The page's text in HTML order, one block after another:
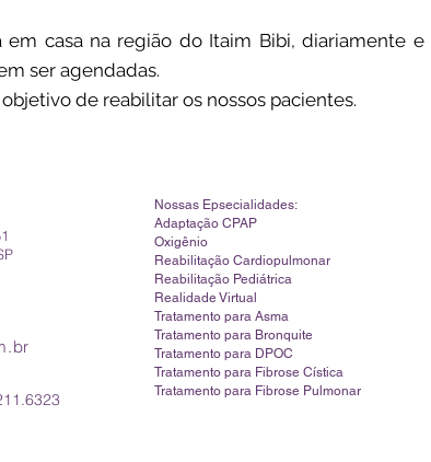
casa na região do Itaim Bibi, diariamente e
ser agendadas.
de reabilitar os nossos pacientes.
Nossas Epsecialidades:
Adaptação CPAP
Oxigênio
Reabilitação Cardiopulmonar
Reabilitação Pediátrica
Realidade Virtual
Tratamento para Asma
Tratamento para Bronquite
Tratamento para DPOC
Tratamento para Fibrose Cística
Tratamento para Fibrose Pulmonar